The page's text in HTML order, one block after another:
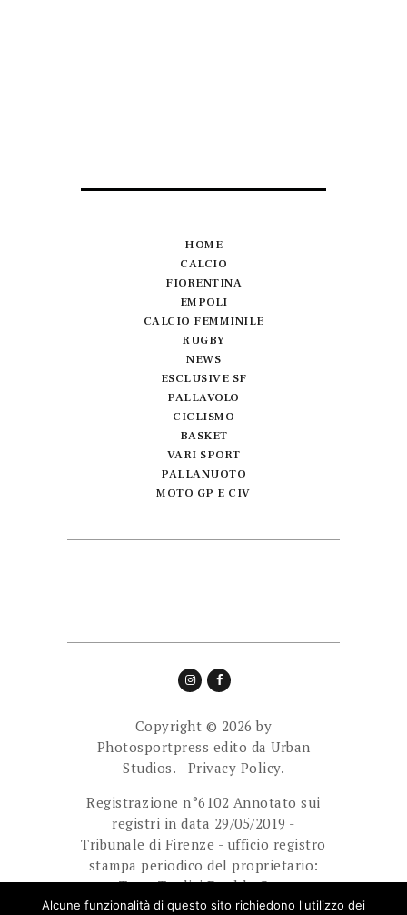
HOME
CALCIO
FIORENTINA
EMPOLI
CALCIO FEMMINILE
RUGBY
NEWS
ESCLUSIVE SF
PALLAVOLO
CICLISMO
BASKET
VARI SPORT
PALLANUOTO
MOTO GP E CIV
Copyright © 2026 by
Photosportpress edito da Urban
Studios. - Privacy Policy.
Registrazione n°6102 Annotato sui
registri in data 29/05/2019 -
Tribunale di Firenze - ufficio registro
stampa periodico del proprietario:
Team Tredici Double Cam
Ass.Sport.Dilett. Direttore
Alcune funzionalità di questo sito richiedono l'utilizzo dei